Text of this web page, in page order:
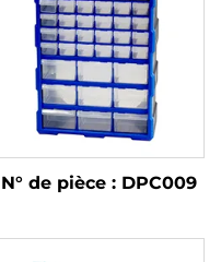
N° de pièce : DPC009